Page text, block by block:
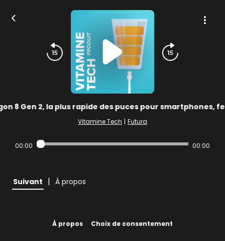
8 Gen 2, la plus rapide des puces pour smartphones,
Vitamine Tech | Futura
00:00 00:00
Suivant | À propos
À propos Choix de consentement